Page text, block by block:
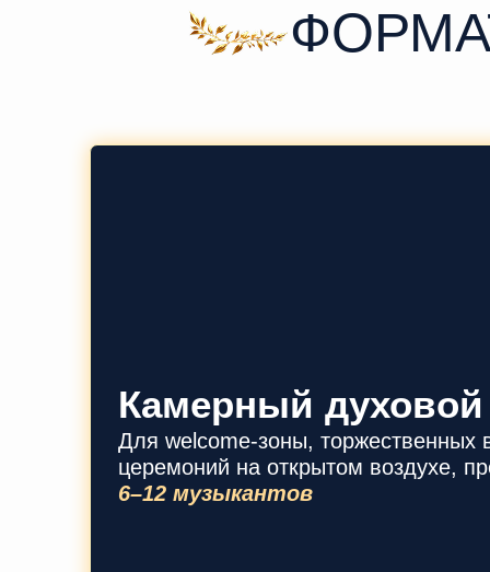
Камерный духовой
Для welcome-зоны, торжественных
церемоний на открытом воздухе,
6–12 музыкантов